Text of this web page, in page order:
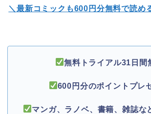
＼最新コミックも600円分無料で読め
無料トライアル31日間
600円分のポイントプレ
マンガ、ラノベ、書籍、雑誌な